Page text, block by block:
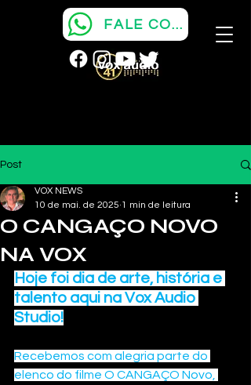
FALE COM A VOX
Post
O CANGAÇO NOVO
NA VOX
VOX NEWS
10 de mai. de 2025 1 min de leitura
Hoje foi dia de arte, história e
talento aqui na Vox Audio
Studio!
Recebemos com alegria parte do
elenco do filme O CANGAÇO Novo,